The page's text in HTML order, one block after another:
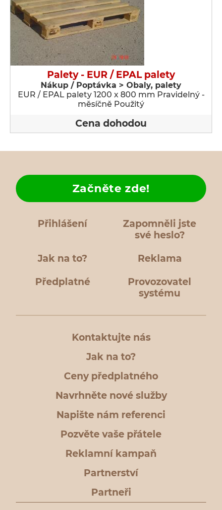
Palety - EUR / EPAL palety
Nákup / Poptávka > Obaly, palety
EUR / EPAL palety 1200 x 800 mm Pravidelný -
měsíčně Použitý
Cena dohodou
Přihlášení
Zapomněli jste
své heslo?
Jak na to?
Začněte zde!
Reklama
Předplatné
Provozovatel
systému
Kontaktujte nás
Jak na to?
Ceny předplatného
Navrhněte nové služby
Napište nám referenci
Pozvěte vaše přátele
Reklamní kampaň
Partnerství
Partneři